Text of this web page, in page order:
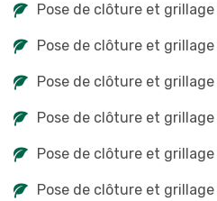
Pose de clôture et grillage
Pose de clôture et grillage
Pose de clôture et
Pose de clôture et
Pose de clôture et
Pose de clôture et grillage